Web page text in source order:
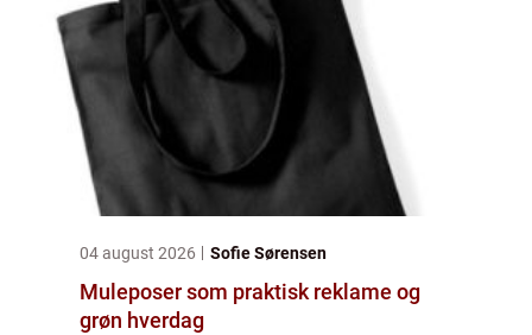
04 august 2026 Sofie Sørensen
Muleposer som praktisk reklame og
grøn hverdag